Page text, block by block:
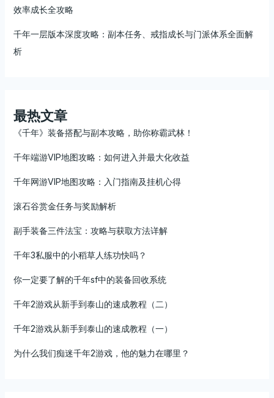
效率成长全攻略
千年一层版本深度攻略：副本任务、戒指成长与门派体系全面解
析
最热文章
《千年》装备搭配与副本攻略，助你称霸武林！
千年端游VIP地图攻略：如何进入并最大化收益
千年网游VIP地图攻略：入门指南及挂机心得
滚石谷赏金任务与奖励解析
副手装备三件法宝：攻略与获取方法详解
千年3私服中的小稻草人练功快吗？
你一定要了解的千年sf中的装备回收系统
千年2游戏从新手到泰山的速成教程（二）
千年2游戏从新手到泰山的速成教程（一）
为什么我们痴迷千年2游戏，他的魅力在哪里？